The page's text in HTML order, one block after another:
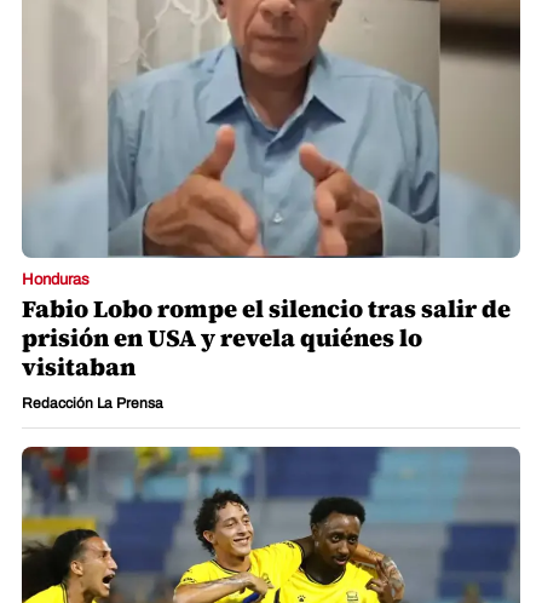
Honduras
Fabio Lobo rompe el silencio tras salir de
prisión en USA y revela quiénes lo
visitaban
Redacción La Prensa